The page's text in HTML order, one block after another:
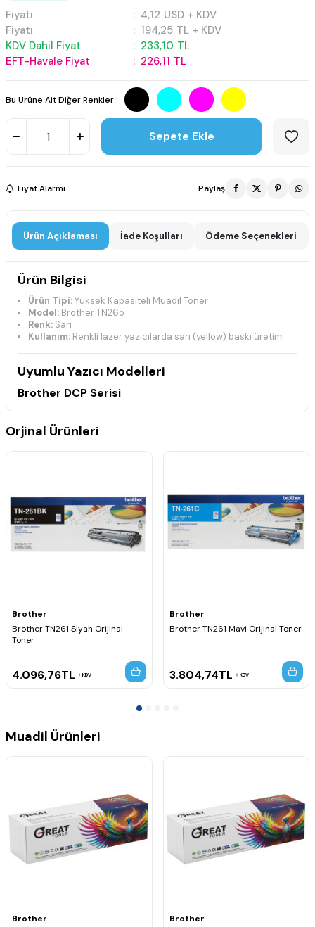
Fiyatı : 4,12 USD + KDV
Fiyatı
: 194,25 TL + KDV
KDV Dahil Fiyat
: 233,10 TL
EFT-Havale Fiyat
: 226,11 TL
Bu Ürüne Ait Diğer Renkler :
Sepete Ekle
Fiyat Alarmı Paylaş
Ürün Açıklaması İade Koşulları Ödeme Seçenekleri
Ürün Bilgisi
Ürün Tipi:Yüksek Kapasiteli Muadil Toner
Model: Brother TN265
Renk: Sarı
Kullanım: Renkli lazer yazıcılarda sarı (yellow) baskı üretimi
Uyumlu Yazıcı Modelleri
Brother DCP Serisi
DCP-9020CDW
HL-3170CDW
Brother MFC Serisi
MFC-9130CW
MFC-9140CDN
Orjinal Ürünleri
Brother
Brother TN261 Siyah Orijinal
Toner
4.096,76TL KDV
Brother
Brother TN261 Mavi Orijinal Toner
3.804,74TL KDV
Muadil Ürünleri
Brother
Brother